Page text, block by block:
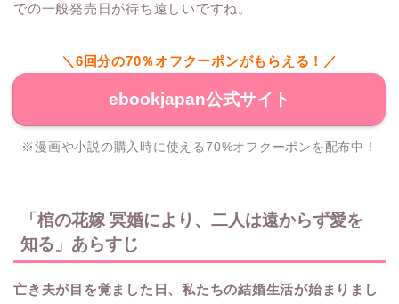
での一般発売日が待ち遠しいですね。
＼6回分の70％オフクーポンがもらえる！／
ebookjapan公式サイト
※漫画や小説の購入時に使える70%オフクーポンを配布中！
「棺の花嫁 冥婚により、二人は遠からず愛を
知る」あらすじ
亡き夫が目を覚ました日、私たちの結婚生活が始まりまし